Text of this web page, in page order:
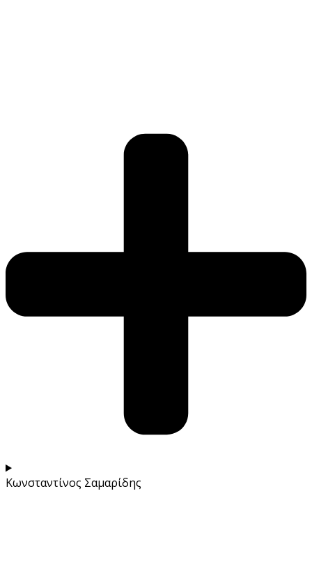
Κωνσταντίνος Σαμαρίδης